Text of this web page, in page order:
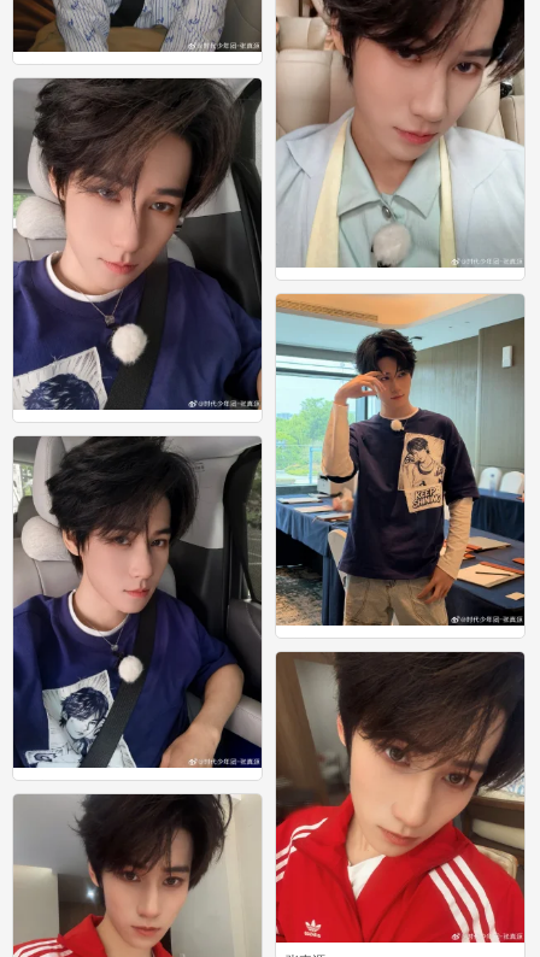
张真源
0
张真源
0
张真源
张真源
张真源
0